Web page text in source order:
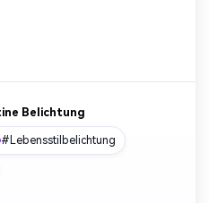
Belichtung
#Lebensstilbelichtung